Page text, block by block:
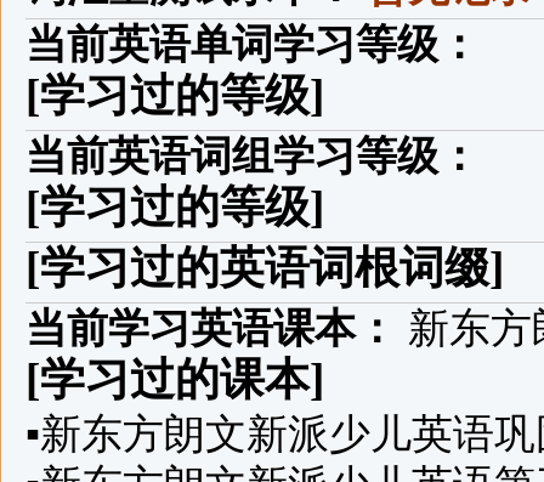
当前英语单词学习等级：
[学习过的等级]
当前英语词组学习等级：
[学习过的等级]
[学习过的英语词根词缀]
当前学习英语课本： 新东
[学习过的课本]
▪新东方朗文新派少儿英语